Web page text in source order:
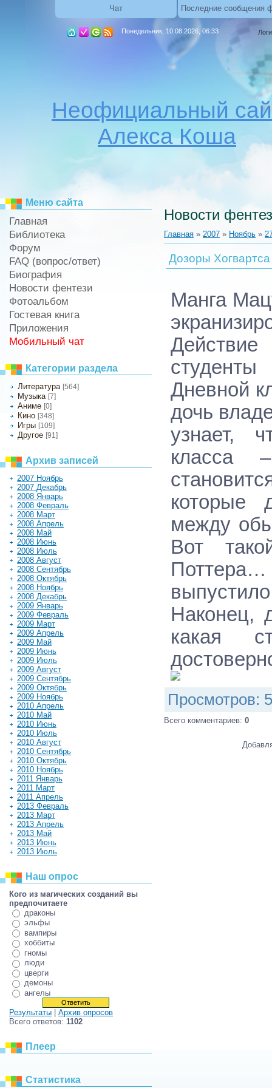
Чат Последние сообщения
Понедельник, 10.08.2026, 06:33
Неофициальный
Алекса Коша
Меню сайта
Главная
Библиотека
Форум
FAQ (вопрос/ответ)
Биография
Новости фентези
Фотоальбом
Гостевая книга
Приложения
Мобильный чат
Категории раздела
Литература [564]
Музыка [7]
Аниме [0]
Кино [348]
Игры [109]
Другое [91]
Архив записей
2007 Ноябрь
2007 Декабрь
2008 Январь
2008 Февраль
2008 Март
2008 Апрель
2008 Май
2008 Июнь
2008 Июль
2008 Август
2008 Сентябрь
2008 Октябрь
2008 Ноябрь
2008 Декабрь
2009 Январь
2009 Февраль
2009 Март
2009 Апрель
2009 Май
2009 Июнь
2009 Июль
2009 Август
2009 Сентябрь
2009 Октябрь
2009 Ноябрь
2010 Апрель
2010 Май
2010 Июнь
2010 Июль
2010 Август
2010 Сентябрь
2010 Октябрь
2010 Ноябрь
2011 Январь
2011 Март
2011 Апрель
2013 Февраль
2013 Март
2013 Апрель
2013 Май
2013 Июнь
2013 Июль
Наш опрос
Кого из магических созданий вы
предпочитаете
драконы
эльфы
вампиры
хоббиты
гномы
люди
цверги
демоны
ангелы
Результаты
Архив опросов
Всего ответов: 1102
Плеер
Статистика
Новости
Главная » 2007 » Ноябрь »
Дозоры Хогвартса
Манга
Действие
Дневной
дочь
узнает,
класса
которые
между
Вот
Поттера…
Наконец,
какая
Просмотров:
Всего комментариев: 0